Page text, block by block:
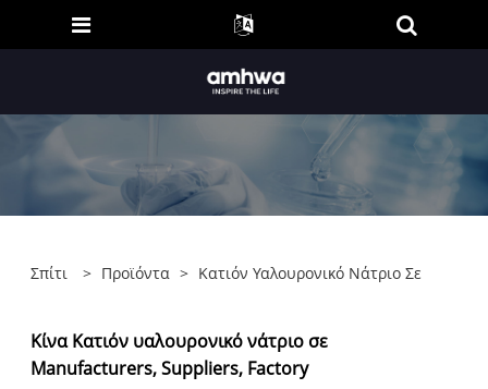
Σπίτι > Προϊόντα > Κατιόν Υαλουρονικό Νάτριο Σε
Κίνα Κατιόν υαλουρονικό νάτριο σε
Manufacturers, Suppliers, Factory